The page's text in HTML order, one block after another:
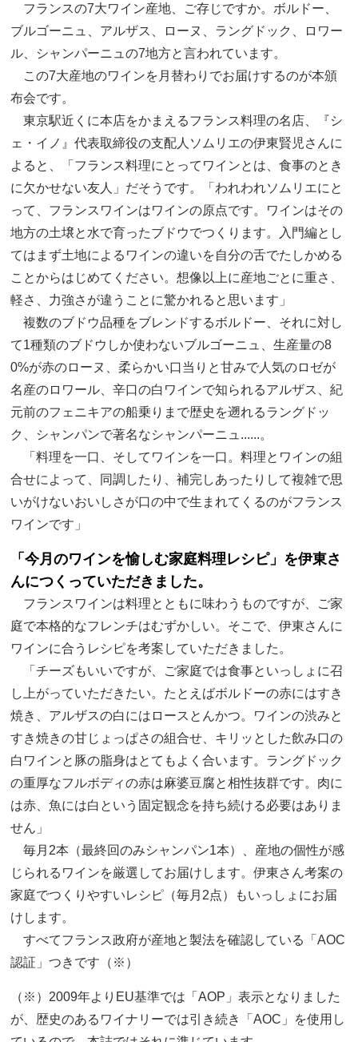
フランスの7大ワイン産地、ご存じですか。ボルドー、
ブルゴーニュ、アルザス、ローヌ、ラングドック、ロワー
ル、シャンパーニュの7地方と言われています。
この7大産地のワインを月替わりでお届けするのが本頒
布会です。
東京駅近くに本店をかまえるフランス料理の名店、『シ
ェ・イノ』代表取締役の支配人ソムリエの伊東賢児さんに
よると、「フランス料理にとってワインとは、食事のとき
に欠かせない友人」だそうです。「われわれソムリエにと
って、フランスワインはワインの原点です。ワインはその
地方の土壌と水で育ったブドウでつくります。入門編とし
てはまず土地によるワインの違いを自分の舌でたしかめる
ことからはじめてください。想像以上に産地ごとに重さ、
軽さ、力強さが違うことに驚かれると思います」
複数のブドウ品種をブレンドするボルドー、それに対し
て1種類のブドウしか使わないブルゴーニュ、生産量の8
0%が赤のローヌ、柔らかい口当りと甘みで人気のロゼが
名産のロワール、辛口の白ワインで知られるアルザス、紀
元前のフェニキアの船乗りまで歴史を遡れるラングドッ
ク、シャンパンで著名なシャンパーニュ......。
「料理を一口、そしてワインを一口。料理とワインの組
合せによって、同調したり、補完しあったりして複雑で思
いがけないおいしさが口の中で生まれてくるのがフランス
ワインです」
「今月のワインを愉しむ家庭料理レシピ」を伊東さ
んにつくっていただきました。
フランスワインは料理とともに味わうものですが、ご家
庭で本格的なフレンチはむずかしい。そこで、伊東さんに
ワインに合うレシピを考案していただきました。
「チーズもいいですが、ご家庭では食事といっしょに召
し上がっていただきたい。たとえばボルドーの赤にはすき
焼き、アルザスの白にはロースとんかつ。ワインの渋みと
すき焼きの甘じょっぱさの組合せ、キリッとした飲み口の
白ワインと豚の脂身はとてもよく合います。ラングドック
の重厚なフルボディの赤は麻婆豆腐と相性抜群です。肉に
は赤、魚には白という固定観念を持ち続ける必要はありま
せん」
毎月2本（最終回のみシャンパン1本）、産地の個性が感
じられるワインを厳選してお届けします。伊東さん考案の
家庭でつくりやすいレシピ（毎月2点）もいっしょにお届
けします。
すべてフランス政府が産地と製法を確認している「AOC
認証」つきです（※）
（※）2009年よりEU基準では「AOP」表示となりました
が、歴史のあるワイナリーでは引き続き「AOC」を使用し